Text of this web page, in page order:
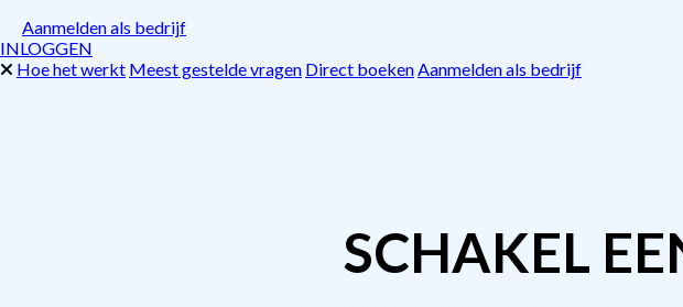
Aanmelden als bedrijf
INLOGGEN
Hoe het werkt Meest gestelde vragen Direct boekenAanmelden als bedrijf
SCHAKEL